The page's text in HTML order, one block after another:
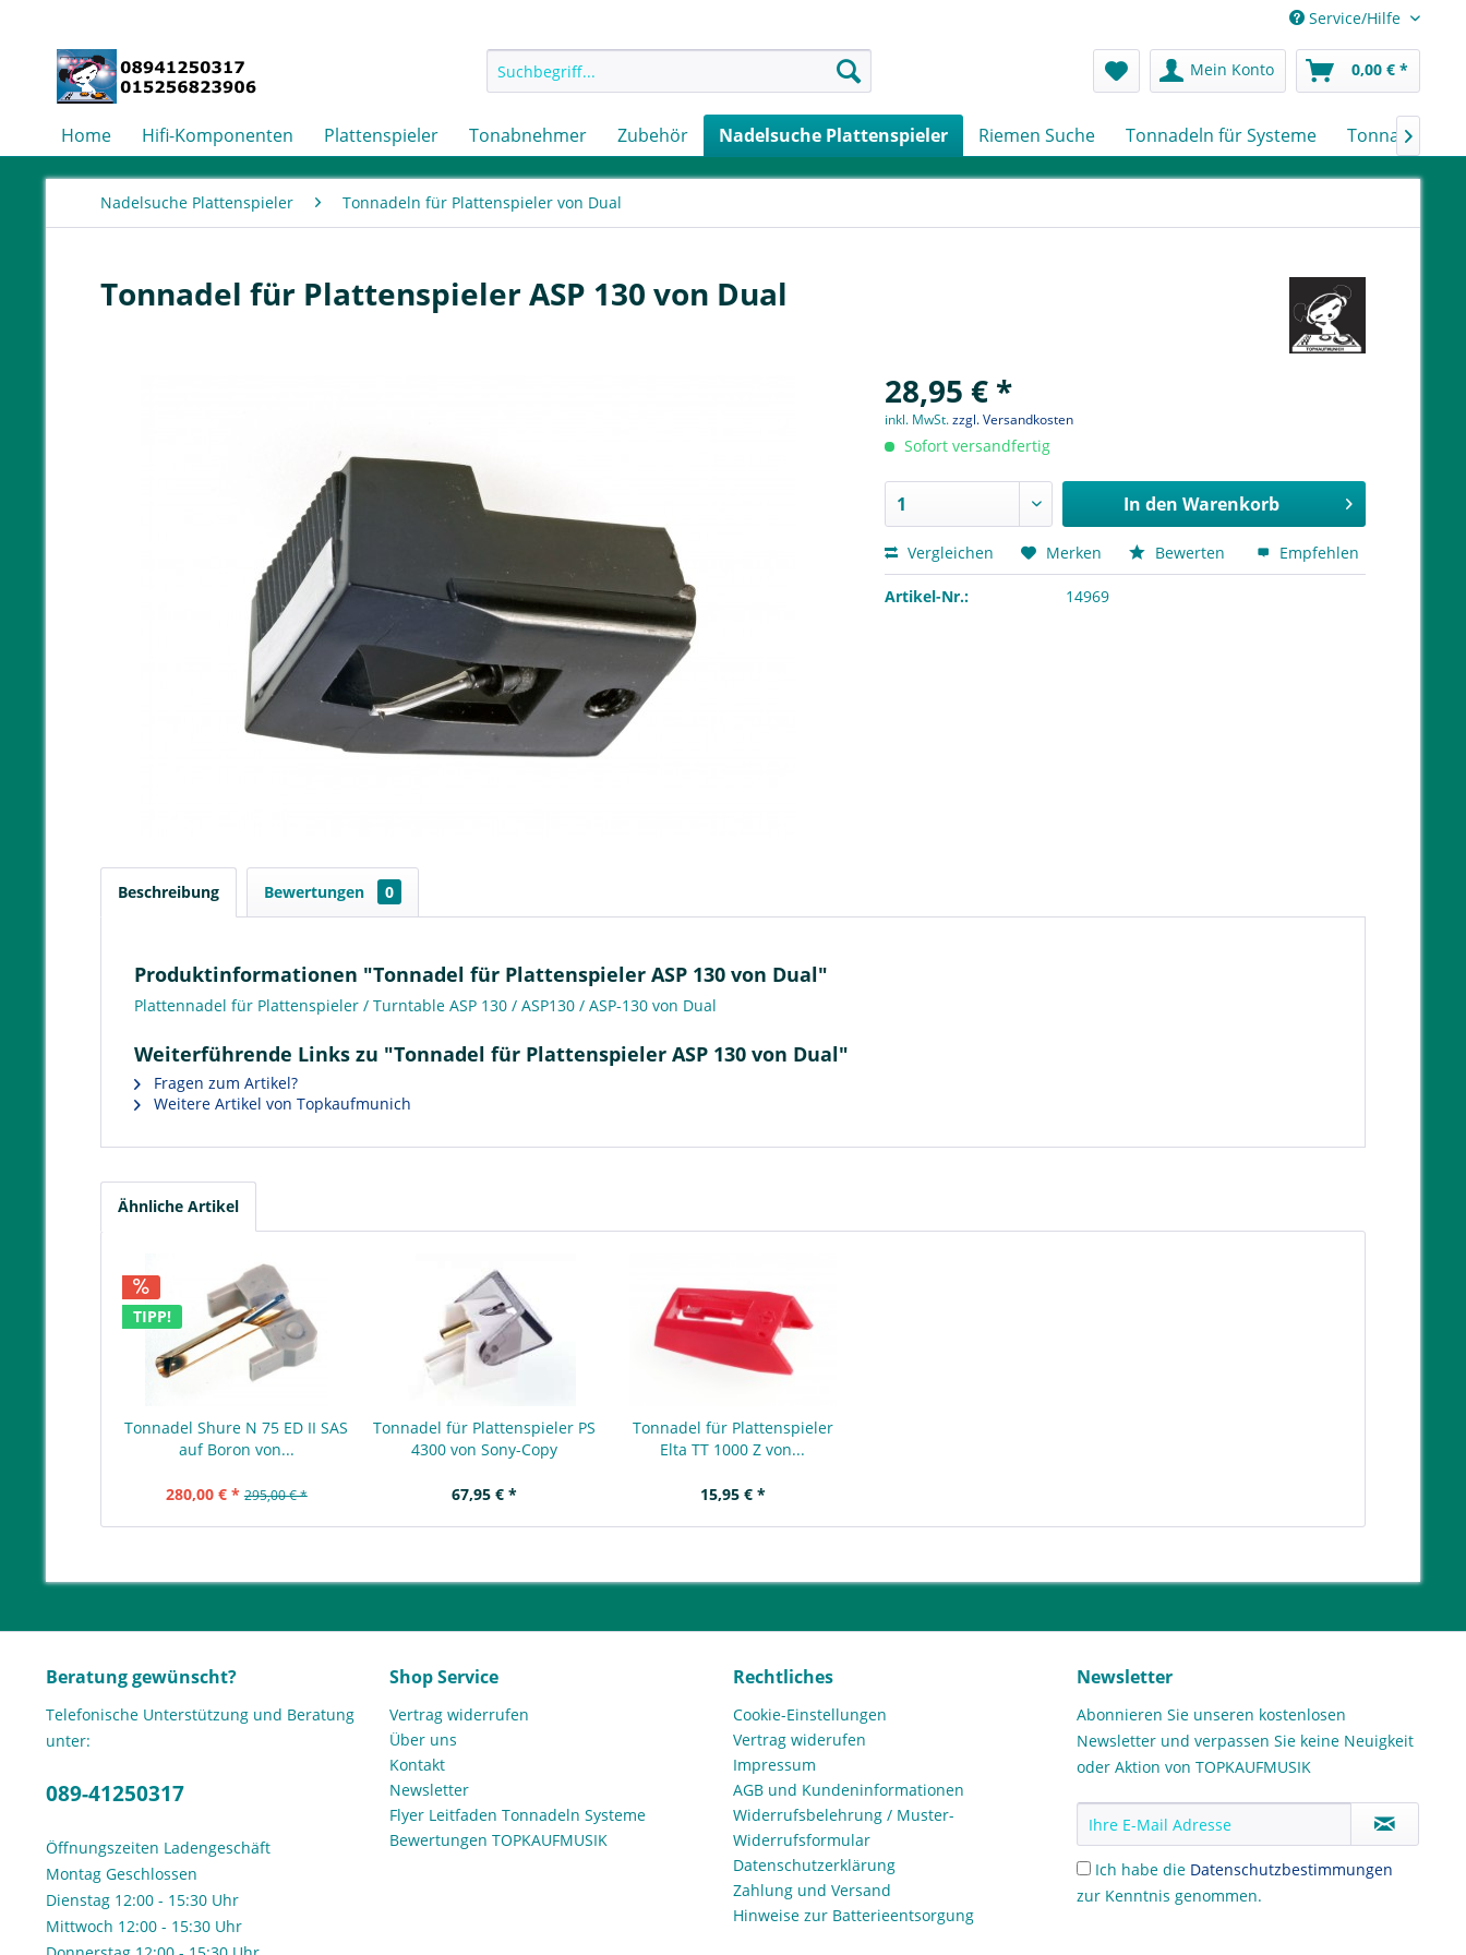
Service/Hilfe
Mein Konto 0,00 € *
Home Hifi-Komponenten Plattenspieler Tonabnehmer Zubehör Nadelsuche Plattenspieler Riemen Suche Tonnadeln für Systeme Tonnadeln

Nadelsuche Plattenspieler Tonnadeln für Plattenspieler von Dual
Tonnadel für Plattenspieler ASP 130 von Dual
28,95 € *
inkl. MwSt.zzgl. Versandkosten
Sofort versandfertig
In den Warenkorb
Vergleichen Merken Bewerten Empfehlen
Artikel-Nr.: 14969
Beschreibung Bewertungen 0
Produktinformationen "Tonnadel für Plattenspieler ASP 130 von Dual"
Plattennadel für Plattenspieler / Turntable ASP 130 / ASP130 / ASP-130 von Dual
Weiterführende Links zu "Tonnadel für Plattenspieler ASP 130 von Dual"
Fragen zum Artikel?
Weitere Artikel von Topkaufmunich
Ähnliche Artikel
TIPP!
Tonnadel Shure N 75 ED II SAS
auf Boron von...
280,00 € * 295,00 € *
Tonnadel für Plattenspieler PS
4300 von Sony-Copy
67,95 € *
Tonnadel für Plattenspieler
Elta TT 1000 Z von...
15,95 € *
Beratung gewünscht?
Telefonische Unterstützung und Beratung
unter:
089-41250317
Öffnungszeiten Ladengeschäft
Montag Geschlossen
Dienstag 12:00 - 15:30 Uhr
Mittwoch 12:00 - 15:30 Uhr
Shop Service
Vertrag widerrufen
Über uns
Kontakt
Newsletter
Flyer Leitfaden Tonnadeln Systeme
Bewertungen TOPKAUFMUSIK
Rechtliches
Cookie-Einstellungen
Vertrag widerufen
Impressum
AGB und Kundeninformationen
Widerrufsbelehrung / Muster-
Widerrufsformular
Datenschutzerklärung
Zahlung und Versand
Hinweise zur Batterieentsorgung
Newsletter
Abonnieren Sie unseren kostenlosen
Newsletter und verpassen Sie keine Neuigkeit
oder Aktion von TOPKAUFMUSIK
Ich habe die Datenschutzbestimmungen
zur Kenntnis genommen.